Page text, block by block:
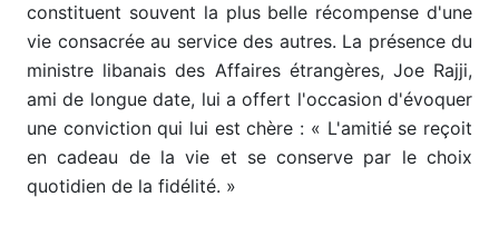
constituent souvent la plus belle récompense d'une
vie consacrée au service des autres. La présence du
ministre libanais des Affaires étrangères, Joe Rajji,
ami de longue date, lui a offert l'occasion d'évoquer
une conviction qui lui est chère : « L'amitié se reçoit
en cadeau de la vie et se conserve par le choix
quotidien de la fidélité. »